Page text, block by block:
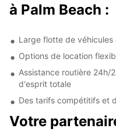
à Palm Beach :
Large flotte de
Options de location
Assistance routière 24h/
d'esprit totale
Des tarifs compétitifs et
Votre